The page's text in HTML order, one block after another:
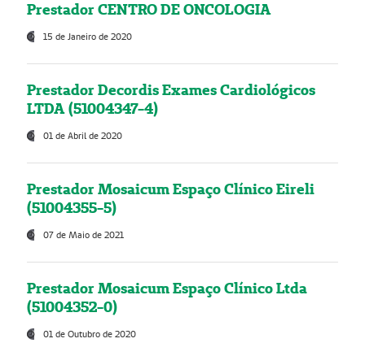
Prestador CENTRO DE ONCOLOGIA
15 de Janeiro de 2020
Prestador Decordis Exames Cardiológicos
LTDA (51004347-4)
01 de Abril de 2020
Prestador Mosaicum Espaço Clínico Eireli
(51004355-5)
07 de Maio de 2021
Prestador Mosaicum Espaço Clínico Ltda
(51004352-0)
01 de Outubro de 2020